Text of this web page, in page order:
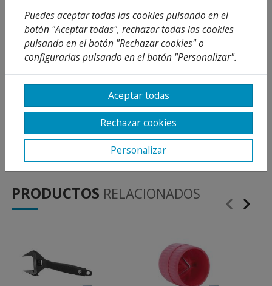
Este artículo imprescindible para inmovilizar
firmemente cualquier tipo de mercancía que sea
transportada por medio terrestre, aéreo o
marítimo. Además su correcta aplicación evita
posibles daños por golpes, rozaduras,
desplazamientos o vuelcos durante su transporte
PRODUCTOS RELACIONADOS
Puedes aceptar todas las cookies pulsando en el
botón "Aceptar todas", rechazar todas las cookies
pulsando en el botón "Rechazar cookies" o
configurarlas pulsando en el botón "Personalizar".
Aceptar todas
Rechazar cookies
Personalizar